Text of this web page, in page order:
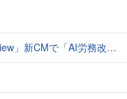
方をAIが分析したら「すぐに休んで」と言われる？